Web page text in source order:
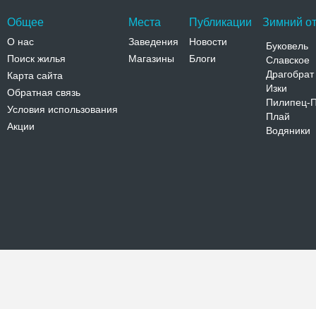
Общее
О нас
Поиск жилья
Карта сайта
Обратная связь
Условия использования
Акции
Места
Заведения
Магазины
Публикации
Новости
Блоги
Зимний
Буковель
Славское
Драгобрат
Изки
Пилипец-
Плай
Водяники